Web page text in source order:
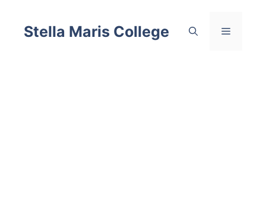
content
Stella Maris College Menu